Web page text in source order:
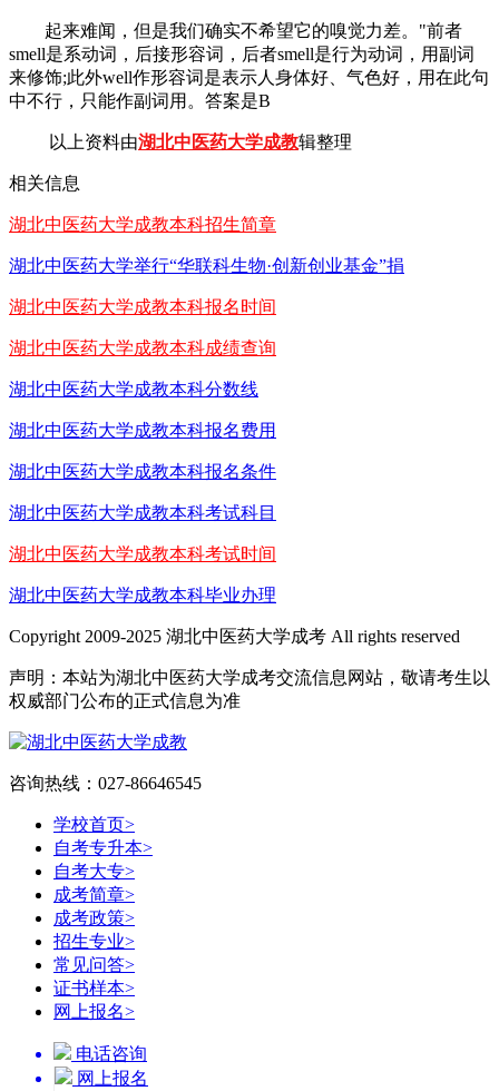
起来难闻，但是我们确实不希望它的嗅觉力差。"前者
smell是系动词，后接形容词，后者smell是行为动词，用副词
来修饰;此外well作形容词是表示人身体好、气色好，用在此句
中不行，只能作副词用。答案是B
以上资料由湖北中医药大学成教辑整理
相关信息
湖北中医药大学成教本科招生简章
湖北中医药大学举行“华联科生物·创新创业基金”捐
湖北中医药大学成教本科报名时间
湖北中医药大学成教本科成绩查询
湖北中医药大学成教本科分数线
湖北中医药大学成教本科报名费用
湖北中医药大学成教本科报名条件
湖北中医药大学成教本科考试科目
湖北中医药大学成教本科考试时间
湖北中医药大学成教本科毕业办理
Copyright 2009-2025 湖北中医药大学成考 All rights reserved
声明：本站为湖北中医药大学成考交流信息网站，敬请考生以
权威部门公布的正式信息为准
咨询热线：027-86646545
学校首页>
自考专升本>
自考大专>
成考简章>
成考政策>
招生专业>
常见问答>
证书样本>
网上报名>
电话咨询
网上报名